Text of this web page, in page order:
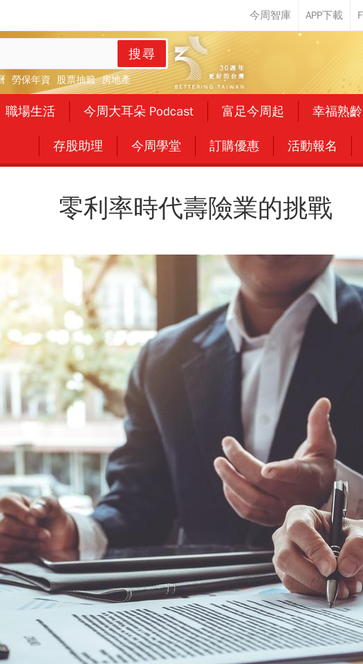
搜尋
勞保年資 股票抽籤 房地產
職場生活 今周大耳朵 Podcast 富足今周起 幸福熟齡
存股助理 今周學堂 訂購優惠 活動報名
零利率時代壽險業的挑戰